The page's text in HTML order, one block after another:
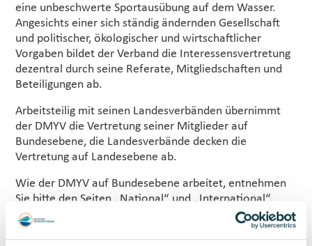
eine unbeschwerte Sportausübung auf dem Wasser.
Angesichts einer sich ständig ändernden Gesellschaft
und politischer, ökologischer und wirtschaftlicher
Vorgaben bildet der Verband die Interessensvertretung
dezentral durch seine Referate, Mitgliedschaften und
Beteiligungen ab.
Arbeitsteilig mit seinen Landesverbänden übernimmt
der DMYV die Vertretung seiner Mitglieder auf
Bundesebene, die Landesverbände decken die
Vertretung auf Landesebene ab.
Wie der DMYV auf Bundesebene arbeitet, entnehmen
Sie bitte den Seiten „National“ und „International“.